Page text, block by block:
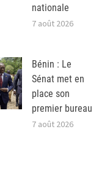
nationale
7 août 2026
Bénin : Le
Sénat met en
place son
premier bureau
7 août 2026